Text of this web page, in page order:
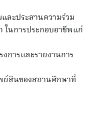
ละประสานความร่วม
ในการประกอบอาชีพแก่
การและรายงานการ
ย์สินของสถานศึกษาที่